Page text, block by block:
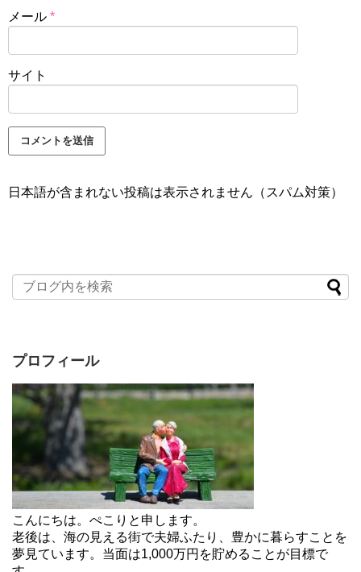
メール *
サイト
日本語が含まれない投稿は表示されません（スパム対策）
プロフィール
こんにちは。ぺこりと申します。
老後は、海の見える街で夫婦ふたり、豊かに暮らすことを
夢見ています。当面は1,000万円を貯めることが目標で